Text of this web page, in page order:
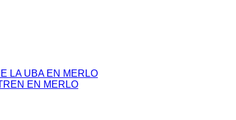
LA UBA EN MERLO
EN MERLO